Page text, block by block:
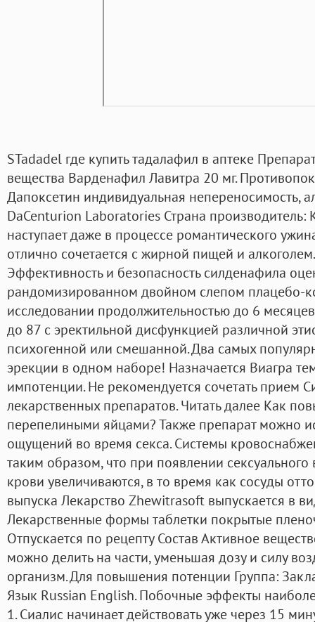
STadadel где купить тадалафил в аптеке
вещества Варденафил Лавитра 20 мг.
Дапоксетин индивидуальная непереносимость,
DaCenturion Laboratories Страна производитель:
наступает даже в процессе романтического
отлично сочетается с жирной пищей и
Эффективность и безопасность силденафила
рандомизированном двойном слепом плацебо-
исследовании продолжительностью до 6
до 87 с эректильной дисфункцией различной
психогенной или смешанной. Два самых
эрекции в одном наборе! Назначается Виагра
импотенции. Не рекомендуется сочетать прием
лекарственных препаратов. Читать далее Как
перепелиными яйцами? Также препарат можно
ощущений во время секса. Системы
таким образом, что при появлении
крови увеличиваются, в то время как сосуды
выпуска Лекарство Zhewitrasoft выпускается в
Лекарственные формы таблетки покрытые
Отпускается по рецепту Состав Активное
можно делить на части, уменьшая дозу и силу
организм. Для повышения потенции Группа:
Язык Russian English. Побочные эффекты
1. Сиалис начинает действовать уже через 15